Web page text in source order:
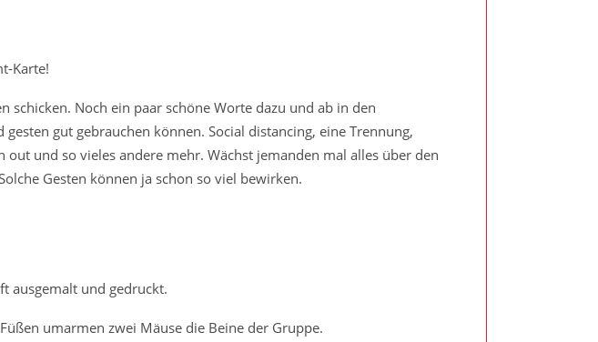
Karte!
Noch ein paar schöne Worte dazu und ab in den
gut gebrauchen können. Social distancing, eine Trennung,
und so vieles andere mehr. Wächst jemanden mal alles über den
Gesten können ja schon so viel bewirken.
ausgemalt und gedruckt.
umarmen zwei Mäuse die Beine der Gruppe.